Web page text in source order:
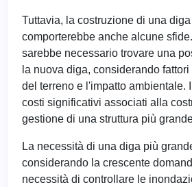
Tuttavia, la costruzione di una
comporterebbe anche alcune
sarebbe necessario trovare una
la nuova diga, considerando
del terreno e l'impatto ambientale.
costi significativi associati alla
gestione di una struttura più
La necessità di una diga più
considerando la crescente
necessità di controllare le